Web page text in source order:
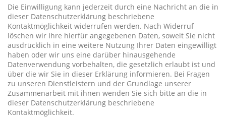
Die Einwilligung kann jederzeit durch eine Nachricht an die in
dieser Datenschutzerklärung beschriebene
Kontaktmöglichkeit widerrufen werden. Nach Widerruf
löschen wir Ihre hierfür angegebenen Daten, soweit Sie nicht
ausdrücklich in eine weitere Nutzung Ihrer Daten eingewilligt
haben oder wir uns eine darüber hinausgehende
Datenverwendung vorbehalten, die gesetzlich erlaubt ist und
über die wir Sie in dieser Erklärung informieren. Bei Fragen
zu unseren Dienstleistern und der Grundlage unserer
Zusammenarbeit mit ihnen wenden Sie sich bitte an die in
dieser Datenschutzerklärung beschriebene
Kontaktmöglichkeit.